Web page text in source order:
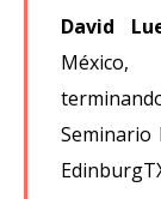
David
Seminario